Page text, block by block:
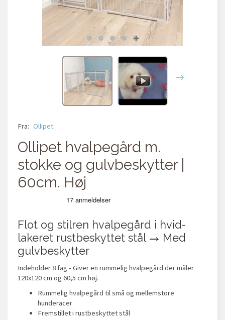
Fra: Ollipet
Ollipet hvalpegård m.
stokke og gulvbeskytter |
60cm. Høj
Flot og stilren hvalpegård i hvid-
lakeret rustbeskyttet stål → Med
gulvbeskytter
Indeholder 8 fag - Giver en rummelig hvalpegård der måler
120x120 cm og 60,5 cm høj.
Rummelig hvalpegård til små og mellemstore
hunderacer
Fremstillet i rustbeskyttet stål